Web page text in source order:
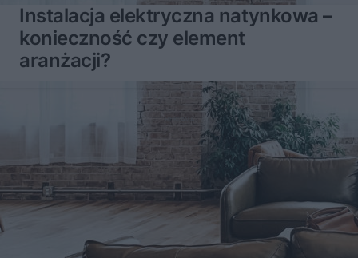
Instalacja elektryczna natynkowa –
konieczność czy element
aranżacji?